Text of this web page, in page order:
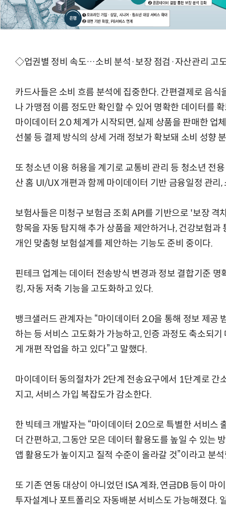
◇업권별 정비 속도…소비 분석·보장 점검·자산관리 고
카드사들은 소비 흐름 분석에 집중한다. 간편결제로 음식
나 가맹점 이름 정도만 확인할 수 있어 명확한 데이터를
마이데이터 2.0 체계가 시작되면, 실제 상품을 판매한 업
선불 등 결제 방식의 상세 거래 정보가 확보돼 소비 성향
또 청소년 이용 허용을 계기로 교통비 관리 등 청소년 전
산 홈 UI/UX 개편과 함께 마이데이터 기반 금융일정 관리
보험사들은 미청구 보험금 조회 API를 기반으로 '보장 격
항목을 자동 탐지해 추가 상품을 제안하거나, 건강보험
개인 맞춤형 보험설계를 제안하는 기능도 준비 중이다.
핀테크 업계는 데이터 전송방식 변경과 정보 결합기준 명
킹, 자동 저축 기능을 고도화하고 있다.
뱅크샐러드 관계자는 “마이데이터 2.0을 통해 정보 제공
하는 등 서비스 고도화가 가능하고, 인증 과정도 축소되
게 개편 작업을 하고 있다”고 말했다.
마이데이터 동의절차가 2단계 전송요구에서 1단계로 간
지고, 서비스 가입 복잡도가 감소한다.
한 빅테크 개발자는 “마이데이터 2.0으로 특별한 서비스
더 간편하고, 그동안 모은 데이터 활용도를 높일 수 있는
앱 활용도가 높이지고 질적 수준이 올라갈 것”이라고 분
또 기존 연동 대상이 아니었던 ISA 계좌, 연금DB 등이 마
투자설계나 포트폴리오 자동배분 서비스도 가능해졌다.
AI Native Enterprise를 지원하